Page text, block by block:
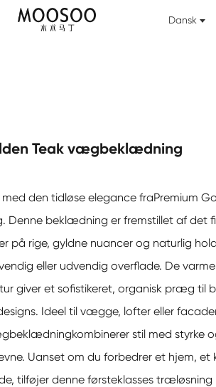
Dansk
Teak vægbeklædning
den tidløse elegance fraPremium
. Denne beklædning er fremstillet af det
på rige, gyldne nuancer og naturlig
eller udvendig overflade. De
giver et sofistikeret, organisk præg til
Ideel til vægge, lofter eller
kombinerer stil med styrke
Uanset om du forbedrer et hjem, et
tilføjer denne førsteklasses træløsning